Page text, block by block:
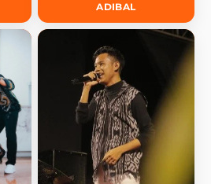
ADIBAL